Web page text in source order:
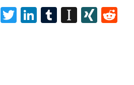
Facebook
TwitterLinkedIn
Tumblr